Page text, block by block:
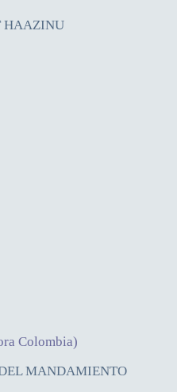
HAAZINU
Colombia)
MANDAMIENTO